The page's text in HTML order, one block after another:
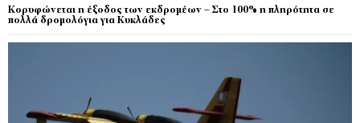
Κορυφώνεται η έξοδος των εκδρομέων – Στο 100% η πληρότητα σε
πολλά δρομολόγια για Κυκλάδες